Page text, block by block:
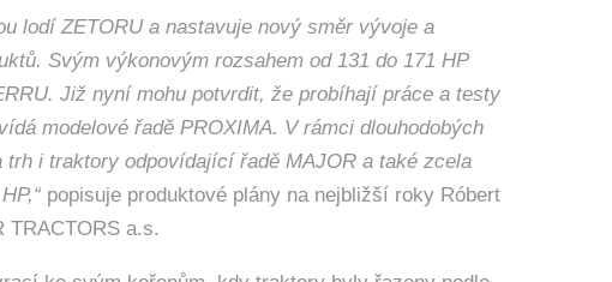
lodí ZETORU a nastavuje nový směr vývoje a
Svým výkonovým rozsahem od 131 do 171 HP
Již nyní mohu potvrdit, že probíhají práce a testy
modelové řadě PROXIMA. V rámci dlouhodobých
trh i traktory odpovídající řadě MAJOR a také zcela
popisuje produktové plány na nejbližší roky Róbert
TRACTORS a.s.